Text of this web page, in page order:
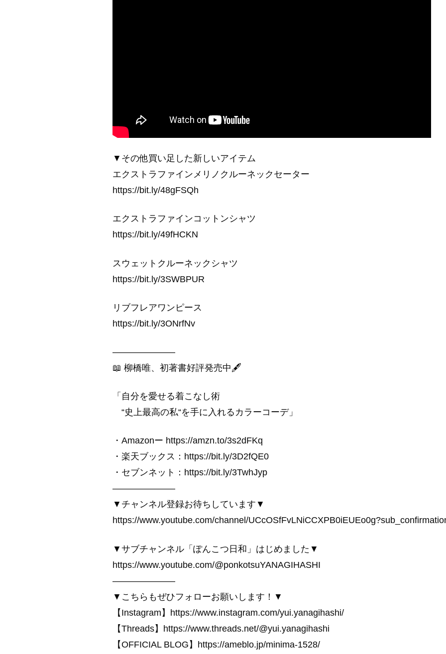
▼その他買い足した新しいアイテム
エクストラファインメリノクルーネックセーター
https://bit.ly/48gFSQh
エクストラファインコットンシャツ
https://bit.ly/49fHCKN
スウェットクルーネックシャツ
https://bit.ly/3SWBPUR
リブフレアワンピース
https://bit.ly/3ONrfNv
———————
📖 柳橋唯、初著書好評発売中🖋
「自分を愛せる着こなし術
“史上最高の私“を手に入れるカラーコーデ」
・Amazonー https://amzn.to/3s2dFKq
・楽天ブックス：https://bit.ly/3D2fQE0
・セブンネット：https://bit.ly/3TwhJyp
———————
▼チャンネル登録お待ちしています▼
https://www.youtube.com/channel/
▼サブチャンネル「ぽんこつ日和」はじめました▼
https://www.youtube.com/@ponkotsuYANAGIHASHI
———————
▼こちらもぜひフォローお願いします！▼
【Instagram】https://www.instagram.com/yui.yanagihashi/
【Threads】https://www.threads.net/@yui.yanagihashi
【OFFICIAL BLOG】https://ameblo.jp/minima-1528/